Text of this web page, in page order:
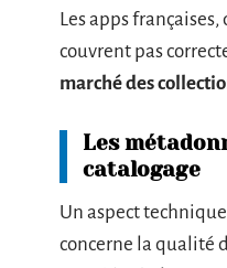
Les apps
couvrent pas
marché des
Les
catalogage
Un aspect
concerne la qualité